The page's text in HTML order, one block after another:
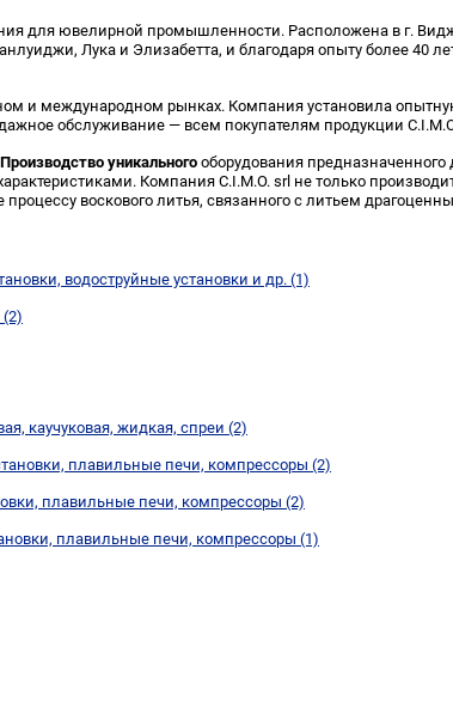
для ювелирной промышленности. Расположена в г.
Лука и Элизабетта, и благодаря опыту более 40
и международном рынках. Компания установила
обслуживание — всем покупателям продукции
Производство уникального оборудования предназначенного
Компания C.I.M.O. srl не только
воскового литья, связанного с литьем
водоструйные установки и др. (1)
каучуковая, жидкая, спреи (2)
плавильные печи, компрессоры (2)
плавильные печи, компрессоры (2)
плавильные печи, компрессоры (1)